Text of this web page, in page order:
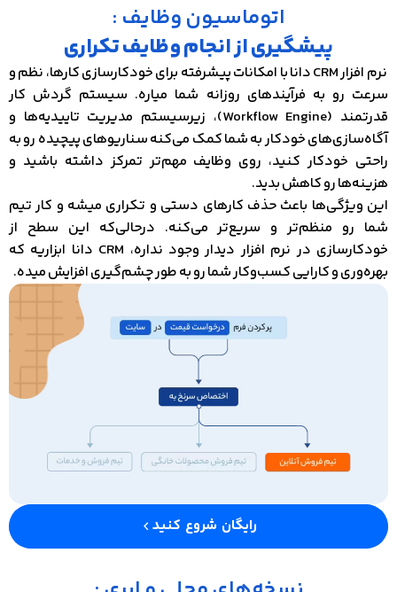
اتوماسیون وظایف :
پیشگیری از انجام وظایف تکراری
نرم افزار CRM دانا با امکانات پیشرفته برای خودکارسازی کارها، نظم و
سرعت رو به فرآیندهای روزانه شما میاره. سیستم گردش کار
قدرتمند (Workflow Engine)، زیرسیستم مدیریت تاییدیه‌ها و
آگاه‌سازی‌های خودکار به شما کمک می‌کنه سناریوهای پیچیده رو به
راحتی خودکار کنید، روی وظایف مهم‌تر تمرکز داشته باشید و
هزینه‌ها رو کاهش بدید.
این ویژگی‌ها باعث حذف کارهای دستی و تکراری میشه و کار تیم
شما رو منظم‌تر و سریع‌تر می‌کنه. درحالی‌که این سطح از
خودکارسازی در نرم‌ افزار دیدار وجود نداره، CRM دانا ابزاریه که
بهره‌وری و کارایی کسب‌وکار شما رو به طور چشم‌گیری افزایش میده.
رایگان شروع کنید